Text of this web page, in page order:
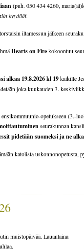
(puh. 050 434 4260,
kyydillä.
iltamessun jälkeen
Hearts on Firekokoontuu
alkaa 19.8.2026 kl 19kaikille
joka kuukauden 3.
opetukseen (3.-
seurakunnan
pidetään suomeksi ja ne
katolista uskonnonopetusta,
muistopäivää. Lauantaina